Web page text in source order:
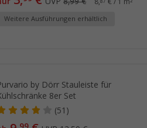
Weitere Ausführungen erhältlich
by Dörr Stauleiste für
8er Set
(51)
99